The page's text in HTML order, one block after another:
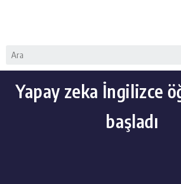
Yapay zeka İngilizce
başladı